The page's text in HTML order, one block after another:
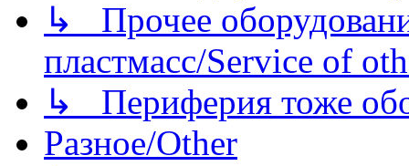
↳ Прочее
пластмасс/Service of
↳ Периферия тоже
Разное/Other